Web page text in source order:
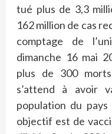
tué plus de 3,3
162 million de cas
comptage de
dimanche 16 mai
plus de 300
s’attend à avoir
population du
objectif est de